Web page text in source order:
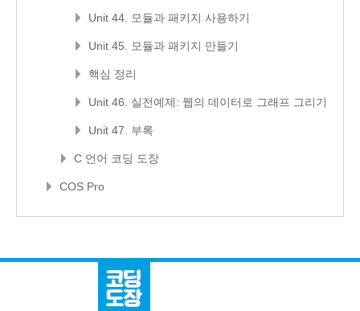
Unit 44. 모듈과 패키지 사용하기
Unit 45. 모듈과 패키지 만들기
핵심 정리
Unit 46. 실전예제: 웹의 데이터로 그래프 그리기
Unit 47. 부록
C 언어 코딩 도장
COS Pro